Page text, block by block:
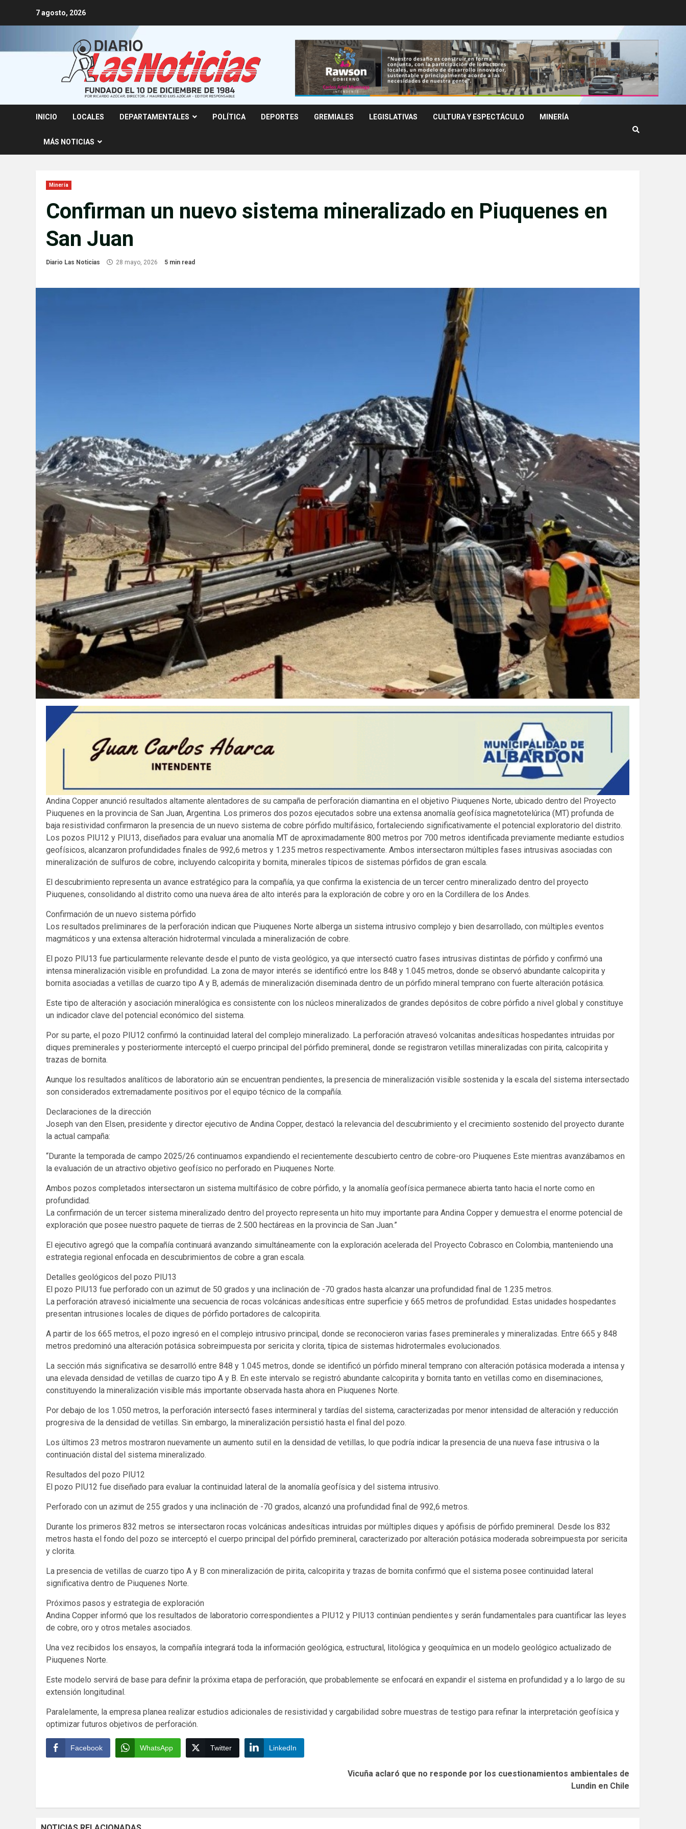
7 agosto, 2026
INICIO LOCALES DEPARTAMENTALES POLÍTICA DEPORTES GREMIALES LEGISLATIVAS CULTURA Y ESPECTÁCULO MINERÍA
MÁS NOTICIAS
Minería
Confirman un nuevo sistema mineralizado en Piuquenes en
San Juan
Diario Las Noticias 28 mayo, 2026 5 min read
Andina Copper anunció resultados altamente alentadores de su campaña de perforación diamantina en el objetivo Piuquenes Norte, ubicado dentro del Proyecto
Piuquenes en la provincia de San Juan, Argentina. Los primeros dos pozos ejecutados sobre una extensa anomalía geofísica magnetotelúrica (MT) profunda de
baja resistividad confirmaron la presencia de un nuevo sistema de cobre pórfido multifásico, fortaleciendo significativamente el potencial exploratorio del distrito.
Los pozos PIU12 y PIU13, diseñados para evaluar una anomalía MT de aproximadamente 800 metros por 700 metros identificada previamente mediante estudios
geofísicos, alcanzaron profundidades finales de 992,6 metros y 1.235 metros respectivamente. Ambos intersectaron múltiples fases intrusivas asociadas con
mineralización de sulfuros de cobre, incluyendo calcopirita y bornita, minerales típicos de sistemas pórfidos de gran escala.
El descubrimiento representa un avance estratégico para la compañía, ya que confirma la existencia de un tercer centro mineralizado dentro del proyecto
Piuquenes, consolidando al distrito como una nueva área de alto interés para la exploración de cobre y oro en la Cordillera de los Andes.
Confirmación de un nuevo sistema pórfido
Los resultados preliminares de la perforación indican que Piuquenes Norte alberga un sistema intrusivo complejo y bien desarrollado, con múltiples eventos
magmáticos y una extensa alteración hidrotermal vinculada a mineralización de cobre.
El pozo PIU13 fue particularmente relevante desde el punto de vista geológico, ya que intersectó cuatro fases intrusivas distintas de pórfido y confirmó una
intensa mineralización visible en profundidad. La zona de mayor interés se identificó entre los 848 y 1.045 metros, donde se observó abundante calcopirita y
bornita asociadas a vetillas de cuarzo tipo A y B, además de mineralización diseminada dentro de un pórfido mineral temprano con fuerte alteración potásica.
Este tipo de alteración y asociación mineralógica es consistente con los núcleos mineralizados de grandes depósitos de cobre pórfido a nivel global y constituye
un indicador clave del potencial económico del sistema.
Por su parte, el pozo PIU12 confirmó la continuidad lateral del complejo mineralizado. La perforación atravesó volcanitas andesíticas hospedantes intruidas por
diques preminerales y posteriormente interceptó el cuerpo principal del pórfido premineral, donde se registraron vetillas mineralizadas con pirita, calcopirita y
trazas de bornita.
Aunque los resultados analíticos de laboratorio aún se encuentran pendientes, la presencia de mineralización visible sostenida y la escala del sistema intersectado
son considerados extremadamente positivos por el equipo técnico de la compañía.
Declaraciones de la dirección
Joseph van den Elsen, presidente y director ejecutivo de Andina Copper, destacó la relevancia del descubrimiento y el crecimiento sostenido del proyecto durante
la actual campaña:
“Durante la temporada de campo 2025/26 continuamos expandiendo el recientemente descubierto centro de cobre-oro Piuquenes Este mientras avanzábamos en
la evaluación de un atractivo objetivo geofísico no perforado en Piuquenes Norte.
Ambos pozos completados intersectaron un sistema multifásico de cobre pórfido, y la anomalía geofísica permanece abierta tanto hacia el norte como en
profundidad.
La confirmación de un tercer sistema mineralizado dentro del proyecto representa un hito muy importante para Andina Copper y demuestra el enorme potencial de
exploración que posee nuestro paquete de tierras de 2.500 hectáreas en la provincia de San Juan.”
El ejecutivo agregó que la compañía continuará avanzando simultáneamente con la exploración acelerada del Proyecto Cobrasco en Colombia, manteniendo una
estrategia regional enfocada en descubrimientos de cobre a gran escala.
Detalles geológicos del pozo PIU13
El pozo PIU13 fue perforado con un azimut de 50 grados y una inclinación de -70 grados hasta alcanzar una profundidad final de 1.235 metros.
La perforación atravesó inicialmente una secuencia de rocas volcánicas andesíticas entre superficie y 665 metros de profundidad. Estas unidades hospedantes
presentan intrusiones locales de diques de pórfido portadores de calcopirita.
A partir de los 665 metros, el pozo ingresó en el complejo intrusivo principal, donde se reconocieron varias fases preminerales y mineralizadas. Entre 665 y 848
metros predominó una alteración potásica sobreimpuesta por sericita y clorita, típica de sistemas hidrotermales evolucionados.
La sección más significativa se desarrolló entre 848 y 1.045 metros, donde se identificó un pórfido mineral temprano con alteración potásica moderada a intensa y
una elevada densidad de vetillas de cuarzo tipo A y B. En este intervalo se registró abundante calcopirita y bornita tanto en vetillas como en diseminaciones,
constituyendo la mineralización visible más importante observada hasta ahora en Piuquenes Norte.
Por debajo de los 1.050 metros, la perforación intersectó fases intermineral y tardías del sistema, caracterizadas por menor intensidad de alteración y reducción
progresiva de la densidad de vetillas. Sin embargo, la mineralización persistió hasta el final del pozo.
Los últimos 23 metros mostraron nuevamente un aumento sutil en la densidad de vetillas, lo que podría indicar la presencia de una nueva fase intrusiva o la
continuación distal del sistema mineralizado.
Resultados del pozo PIU12
El pozo PIU12 fue diseñado para evaluar la continuidad lateral de la anomalía geofísica y del sistema intrusivo.
Perforado con un azimut de 255 grados y una inclinación de -70 grados, alcanzó una profundidad final de 992,6 metros.
Durante los primeros 832 metros se intersectaron rocas volcánicas andesíticas intruidas por múltiples diques y apófisis de pórfido premineral. Desde los 832
metros hasta el fondo del pozo se interceptó el cuerpo principal del pórfido premineral, caracterizado por alteración potásica moderada sobreimpuesta por sericita
y clorita.
La presencia de vetillas de cuarzo tipo A y B con mineralización de pirita, calcopirita y trazas de bornita confirmó que el sistema posee continuidad lateral
significativa dentro de Piuquenes Norte.
Próximos pasos y estrategia de exploración
Andina Copper informó que los resultados de laboratorio correspondientes a PIU12 y PIU13 continúan pendientes y serán fundamentales para cuantificar las leyes
de cobre, oro y otros metales asociados.
Una vez recibidos los ensayos, la compañía integrará toda la información geológica, estructural, litológica y geoquímica en un modelo geológico actualizado de
Piuquenes Norte.
Este modelo servirá de base para definir la próxima etapa de perforación, que probablemente se enfocará en expandir el sistema en profundidad y a lo largo de su
extensión longitudinal.
Paralelamente, la empresa planea realizar estudios adicionales de resistividad y cargabilidad sobre muestras de testigo para refinar la interpretación geofísica y
optimizar futuros objetivos de perforación.
Facebook WhatsApp Twitter LinkedIn
Vicuña aclaró que no responde por los cuestionamientos ambientales de
Lundin en Chile